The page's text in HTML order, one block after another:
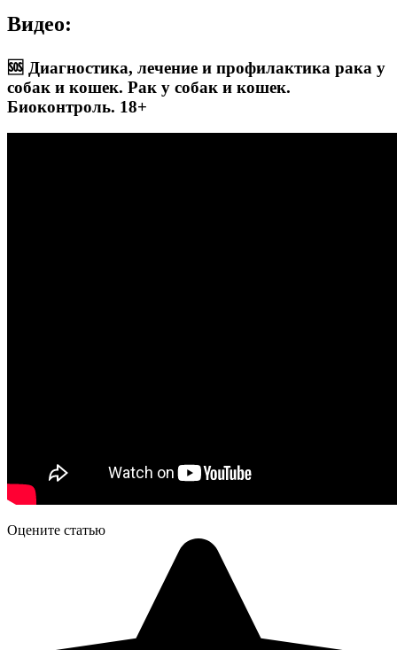
Видео:
🆘 Диагностика, лечение и профилактика рака у
собак и кошек. Рак у собак и кошек.
Биоконтроль. 18+
Оцените статью